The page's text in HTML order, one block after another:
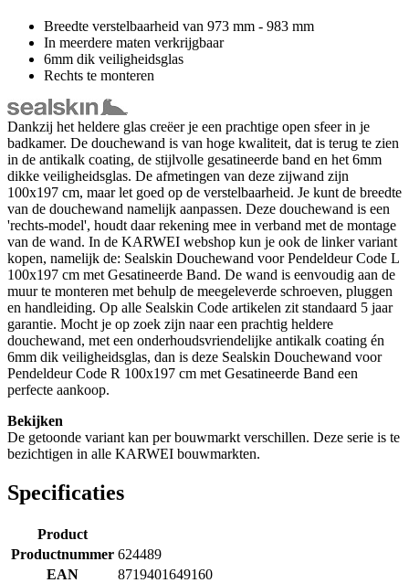
Breedte verstelbaarheid van 973 mm - 983 mm
In meerdere maten verkrijgbaar
6mm dik veiligheidsglas
Rechts te monteren
Dankzij het heldere glas creëer je een prachtige open sfeer in je
badkamer. De douchewand is van hoge kwaliteit, dat is terug te zien
in de antikalk coating, de stijlvolle gesatineerde band en het 6mm
dikke veiligheidsglas. De afmetingen van deze zijwand zijn
100x197 cm, maar let goed op de verstelbaarheid. Je kunt de breedte
van de douchewand namelijk aanpassen. Deze douchewand is een
'rechts-model', houdt daar rekening mee in verband met de montage
van de wand. In de KARWEI webshop kun je ook de linker variant
kopen, namelijk de: Sealskin Douchewand voor Pendeldeur Code L
100x197 cm met Gesatineerde Band. De wand is eenvoudig aan de
muur te monteren met behulp de meegeleverde schroeven, pluggen
en handleiding. Op alle Sealskin Code artikelen zit standaard 5 jaar
garantie. Mocht je op zoek zijn naar een prachtig heldere
douchewand, met een onderhoudsvriendelijke antikalk coating én
6mm dik veiligheidsglas, dan is deze Sealskin Douchewand voor
Pendeldeur Code R 100x197 cm met Gesatineerde Band een
perfecte aankoop.
Bekijken
De getoonde variant kan per bouwmarkt verschillen. Deze serie is te
bezichtigen in alle KARWEI bouwmarkten.
Specificaties
Product
Productnummer 624489
EAN
8719401649160